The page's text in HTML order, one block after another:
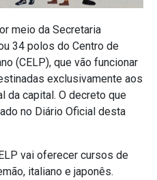
meio da Secretaria
34 polos do Centro de
(CELP), que vão funcionar
exclusivamente aos
da capital. O decreto que
no Diário Oficial desta
vai oferecer cursos de
italiano e japonês.